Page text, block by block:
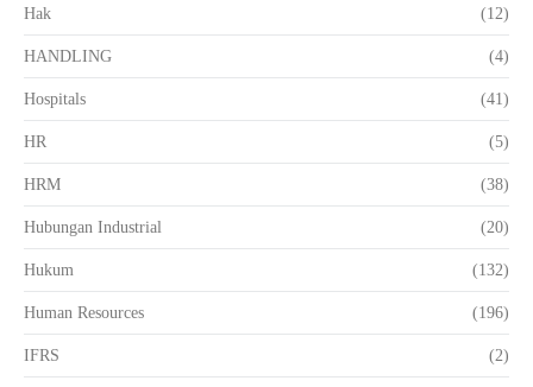
Hak (12)
HANDLING (4)
Hospitals (41)
HR (5)
HRM (38)
Hubungan Industrial (20)
Hukum (132)
Human Resources (196)
IFRS (2)